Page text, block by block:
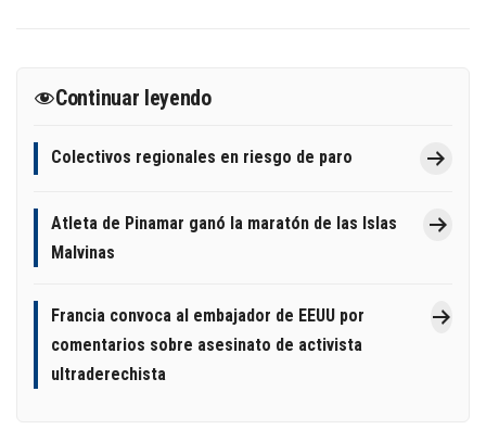
Continuar leyendo
Colectivos regionales en riesgo de paro
Atleta de Pinamar ganó la maratón de las Islas
Malvinas
Francia convoca al embajador de EEUU por
comentarios sobre asesinato de activista
ultraderechista